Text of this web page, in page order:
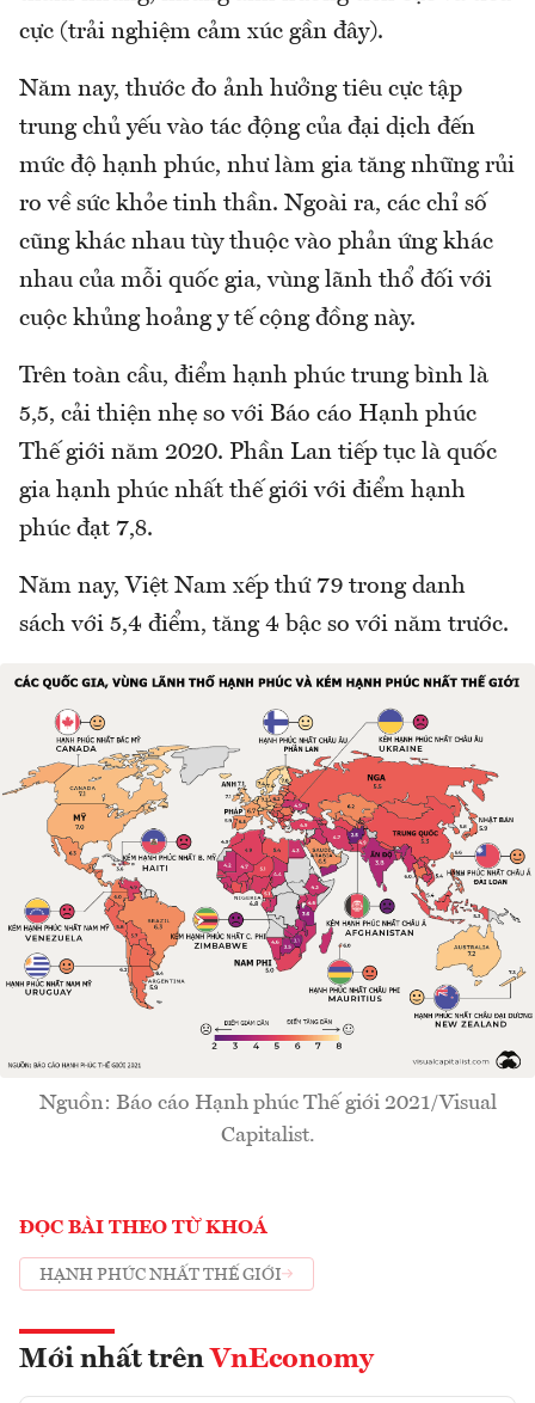
cực (trải nghiệm cảm xúc gần đây).
Năm nay, thước đo ảnh hưởng tiêu cực tập
trung chủ yếu vào tác động của đại dịch đến
mức độ hạnh phúc, như làm gia tăng những rủi
ro về sức khỏe tinh thần. Ngoài ra, các chỉ số
cũng khác nhau tùy thuộc vào phản ứng khác
nhau của mỗi quốc gia, vùng lãnh thổ đối với
cuộc khủng hoảng y tế cộng đồng này.
Trên toàn cầu, điểm hạnh phúc trung bình là
5,5, cải thiện nhẹ so với Báo cáo Hạnh phúc
Thế giới năm 2020. Phần Lan tiếp tục là quốc
gia hạnh phúc nhất thế giới với điểm hạnh
phúc đạt 7,8.
Năm nay, Việt Nam xếp thứ 79 trong danh
sách với 5,4 điểm, tăng 4 bậc so với năm trước.
Nguồn: Báo cáo Hạnh phúc Thế giới 2021/Visual
Capitalist.
ĐỌC BÀI THEO TỪ KHOÁ
HẠNH PHÚC NHẤT THẾ GIỚI
Mới nhất trên VnEconomy